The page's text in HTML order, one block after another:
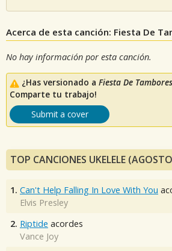
Acerca de esta canción: Fiesta De
No hay información por esta canción.
¿Has versionado a Fiesta De Tambores
Comparte tu trabajo!
Submit a cover
TOP CANCIONES UKELELE
1. Can't Help Falling In Love With You
Elvis Presley
2. Riptide acordes
Vance Joy